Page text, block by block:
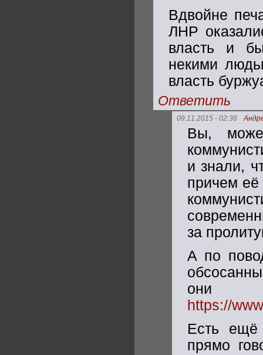
Вдвойне
ЛНР
власть и
некими
власть
Ответить
09.11.2015 - 02:36
Вы,
и знали,
причем её
за
А по
они
https://
Есть ещё
прямо